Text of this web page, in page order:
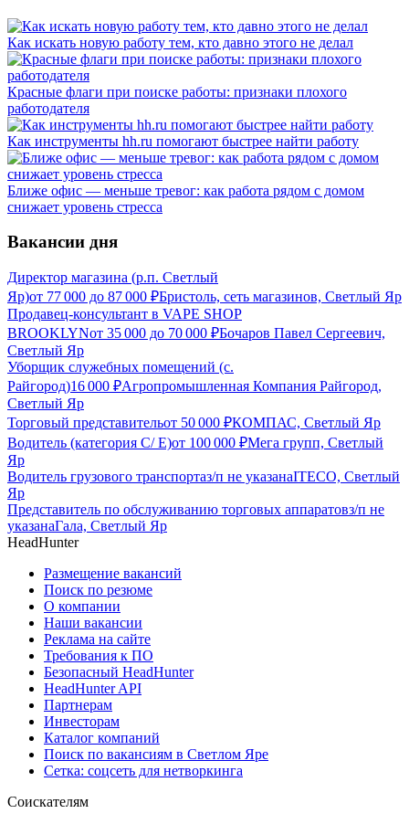
Как искать новую работу тем, кто давно этого не делал
Красные флаги при поиске работы: признаки плохого
работодателя
Как инструменты hh.ru помогают быстрее найти работу
Ближе офис — меньше тревог: как работа рядом с домом
снижает уровень стресса
Вакансии дня
Директор магазина (р.п. Светлый
Яр)от 77 000 до 87 000 ₽Бристоль, сеть магазинов, Светлый Яр
Продавец-консультант в VAPE SHOP
BROOKLYNот 35 000 до 70 000 ₽Бочаров Павел Сергеевич,
Светлый Яр
Уборщик служебных помещений (с.
Райгород)16 000 ₽Агропромышленная Компания Райгород,
Светлый Яр
Торговый представительот 50 000 ₽КОМПАС, Светлый Яр
Водитель (категория С/ Е)от 100 000 ₽Мега групп, Светлый
Яр
Водитель грузового транспортаз/п не указанаITECO, Светлый
Яр
Представитель по обслуживанию торговых аппаратовз/п не
указанаГала, Светлый Яр
HeadHunter
Размещение вакансий
Поиск по резюме
О компании
Наши вакансии
Реклама на сайте
Требования к ПО
Безопасный HeadHunter
HeadHunter API
Партнерам
Инвесторам
Каталог компаний
Поиск по вакансиям в Светлом Яре
Сетка: соцсеть для нетворкинга
Соискателям